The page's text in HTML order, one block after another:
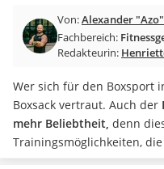
Aluminium-Koffer
Futterboot
E-Bike-Dreirad
Trekkingschuhe Herren
Reisetasche mit Rollen
Klimmzugstation
Koffer
Von:Alexander
Fachbereich:
Redakteurin:
Wer sich für den Boxsport
Boxsack vertraut. Auch der
mehr Beliebtheit, denn
Trainingsmöglichkeiten,
Verschiedene